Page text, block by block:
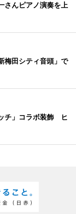
さんピアノ演奏を上
田シティ音頭」で
チ」コラボ装飾 ヒ